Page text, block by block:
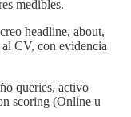
medibles.
creo headline, about,
CV, con evidencia
queries, activo
scoring (Online u